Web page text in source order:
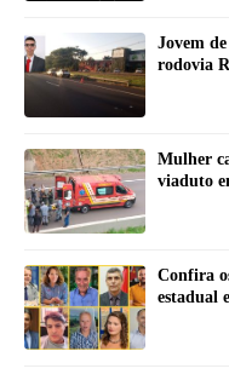
Jovem
rodovia
Mulher
viaduto
Confira
estadual